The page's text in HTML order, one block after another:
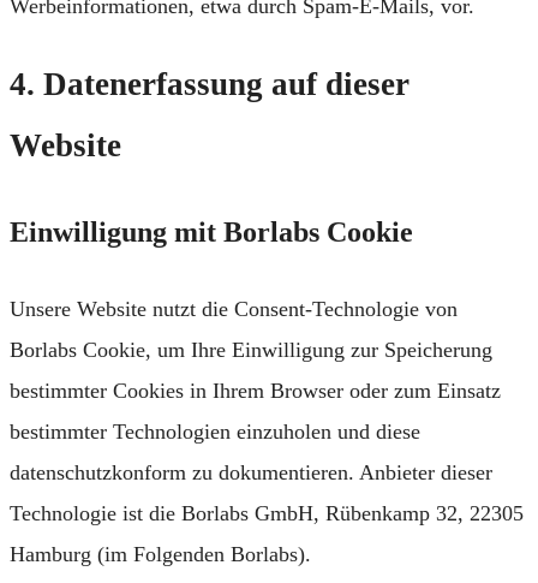
Werbeinformationen, etwa durch Spam-E-Mails, vor.
4. Datenerfassung auf dieser
Website
Einwilligung mit Borlabs Cookie
Unsere Website nutzt die Consent-Technologie von
Borlabs Cookie, um Ihre Einwilligung zur Speicherung
bestimmter Cookies in Ihrem Browser oder zum Einsatz
bestimmter Technologien einzuholen und diese
datenschutzkonform zu dokumentieren. Anbieter dieser
Technologie ist die Borlabs GmbH, Rübenkamp 32, 22305
Hamburg (im Folgenden Borlabs).